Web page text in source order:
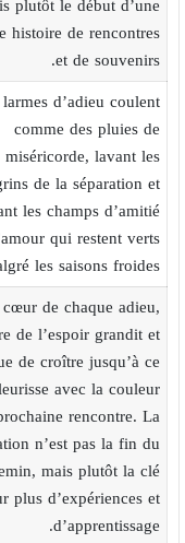
histoire de rencontres
et de souvenirs.
d’adieu coulent
comme des pluies de
miséricorde, lavant les
de la séparation et
les champs d’amitié
qui restent verts
les saisons froides.
de chaque adieu,
de l’espoir grandit et
de croître jusqu’à ce
avec la couleur
rencontre. La
n’est pas la fin du
mais plutôt la clé
plus d’expériences et
d’apprentissage.